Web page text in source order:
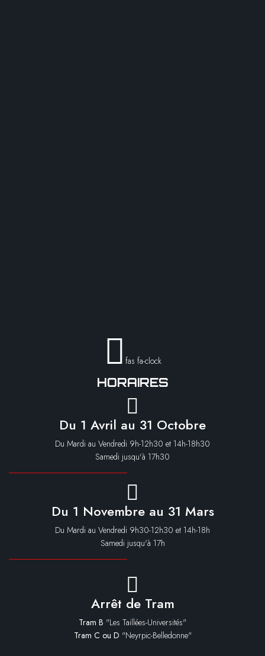
fas fa-clock
HORAIRES
Du 1 Avril au 31 Octobre
Du Mardi au Vendredi 9h-12h30 et 14h-18h30
Samedi jusqu'à 17h30
Du 1 Novembre au 31 Mars
Du Mardi au Vendredi 9h30-12h30 et 14h-18h
Samedi jusqu'à 17h
Arrêt de Tram
Tram B "Les Taillées-Universités"
Tram C ou D "Neyrpic-Belledonne"